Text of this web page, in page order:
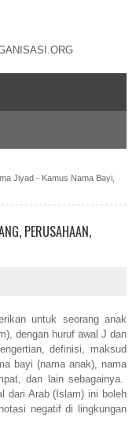
Jiyad - Kamus Nama Bayi,
PERUSAHAAN,
untuk seorang anak
dengan huruf awal J dan
definisi, maksud
bayi (nama anak), nama
dan lain sebagainya.
dari Arab (Islam) ini boleh
negatif di lingkungan